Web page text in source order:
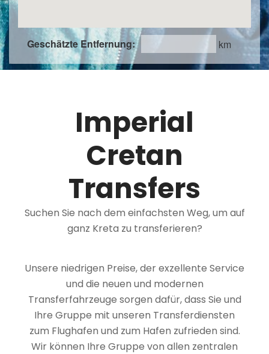
Geschätzte Entfernung: km
Imperial
Cretan
Transfers
Suchen Sie nach dem einfachsten Weg, um auf
ganz Kreta zu transferieren?
Unsere niedrigen Preise, der exzellente Service
und die neuen und modernen
Transferfahrzeuge sorgen dafür, dass Sie und
Ihre Gruppe mit unseren Transferdiensten
zum Flughafen und zum Hafen zufrieden sind.
Wir können Ihre Gruppe von allen zentralen